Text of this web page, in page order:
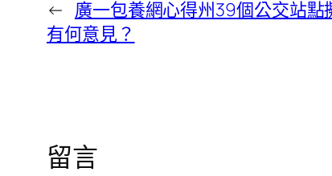
← 廣一包養網心得州39個公交站點
有何意見？
留言